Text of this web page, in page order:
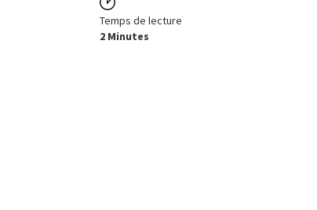
Temps de lecture
2 Minutes